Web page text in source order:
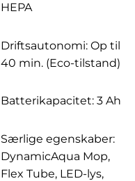
HEPA
Driftsautonomi: Op til
40 min. (Eco-tilstand)
Batterikapacitet: 3 Ah
Særlige egenskaber:
DynamicAqua Mop,
Flex Tube, LED-lys,